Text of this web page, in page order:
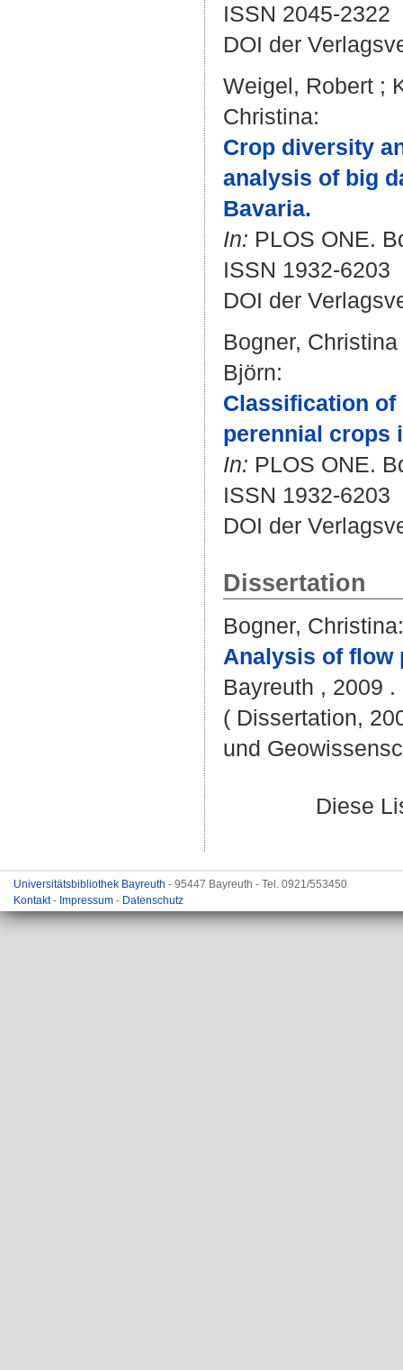
ISSN 2045-2322
DOI der
Weigel, Robert ;
Christina:
Crop diversity
analysis of big
Bavaria.
In: PLOS ONE.
ISSN 1932-6203
DOI der
Bogner, Christina
Björn:
Classification of
perennial crops
In: PLOS ONE.
ISSN 1932-6203
DOI der
Dissertation
Bogner, Christina:
Analysis of flow
Bayreuth , 2009
( Dissertation,
und
Diese
Universitätsbibliothek Bayreuth - 95447 Bayreuth - Tel. 0921/553450
Kontakt- Impressum - Datenschutz